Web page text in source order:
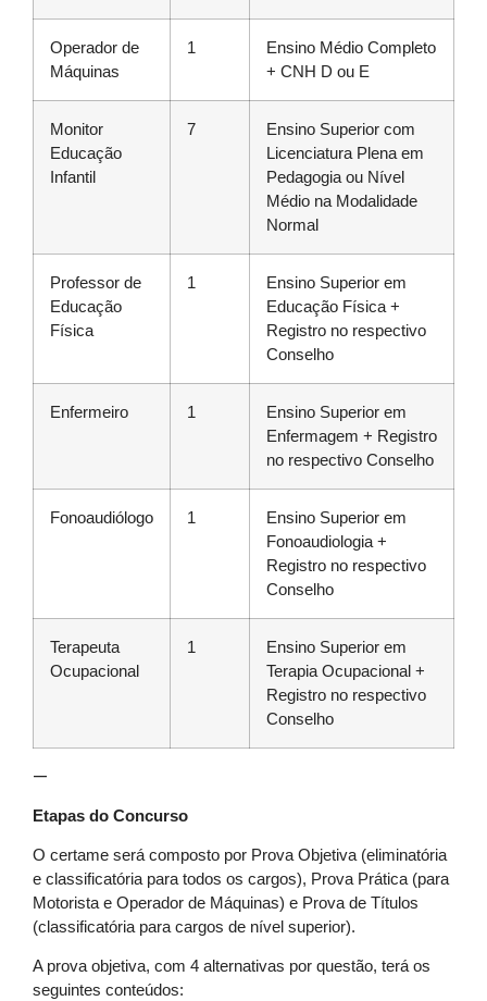
Operador de
Máquinas
1
Ensino Médio Completo
+ CNH D ou E
Monitor
Educação
Infantil
7
Ensino Superior com
Licenciatura Plena em
Pedagogia ou Nível
Médio na Modalidade
Normal
Professor de
Educação
Física
1
Ensino Superior em
Educação Física +
Registro no respectivo
Conselho
Enfermeiro 1
Ensino Superior em
Enfermagem + Registro
no respectivo Conselho
Fonoaudiólogo 1
Ensino Superior em
Fonoaudiologia +
Registro no respectivo
Conselho
Terapeuta
Ocupacional
1
Ensino Superior em
Terapia Ocupacional +
Registro no respectivo
Conselho
—
Etapas do Concurso
O certame será composto por Prova Objetiva (eliminatória
e classificatória para todos os cargos), Prova Prática (para
Motorista e Operador de Máquinas) e Prova de Títulos
(classificatória para cargos de nível superior).
A prova objetiva, com 4 alternativas por questão, terá os
seguintes conteúdos: